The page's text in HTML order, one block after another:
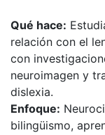
Qué hace:
relación con el
con
neuroimagen y
dislexia.
Enfoque:
bilingüismo,